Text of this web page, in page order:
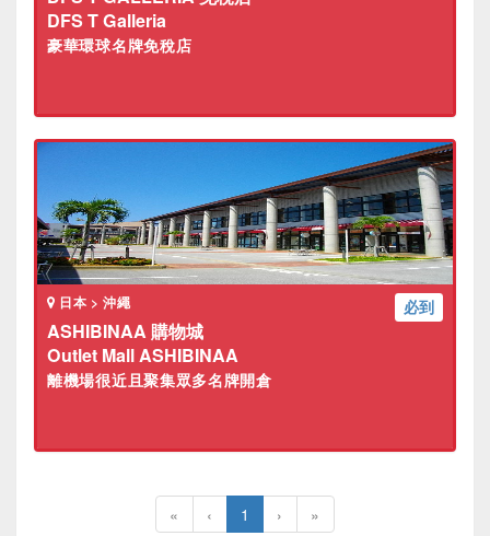
DFS T Galleria
豪華環球名牌免稅店
必到
日本 > 沖繩
ASHIBINAA 購物城
Outlet Mall ASHIBINAA
離機場很近且聚集眾多名牌開倉
« ‹ 1 › »